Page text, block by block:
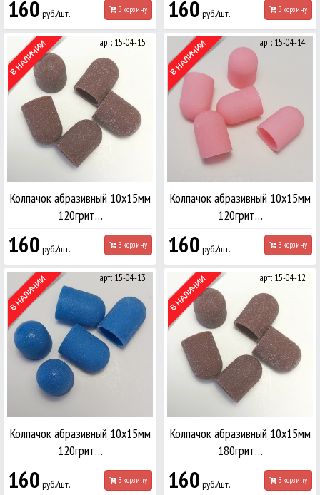
160 руб./шт. В корзину 160 руб./шт. В корзину
арт: 15-04-15
Колпачок абразивный 10х15мм
120грит…
160 руб./шт. В корзину
арт: 15-04-14
Колпачок абразивный 10х15мм
120грит…
160 руб./шт. В корзину
арт: 15-04-13
Колпачок абразивный 10х15мм
120грит…
160 руб./шт. В корзину
арт: 15-04-12
Колпачок абразивный 10х15мм
180грит…
160 руб./шт. В корзину